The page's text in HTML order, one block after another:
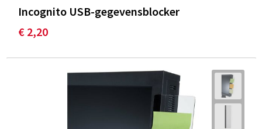
Incognito USB-gegevensblocker
€ 2,20